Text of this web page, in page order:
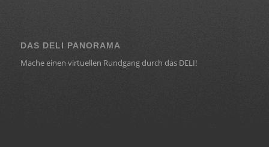
DAS DELI PANORAMA
Mache einen virtuellen Rundgang durch das DELI!